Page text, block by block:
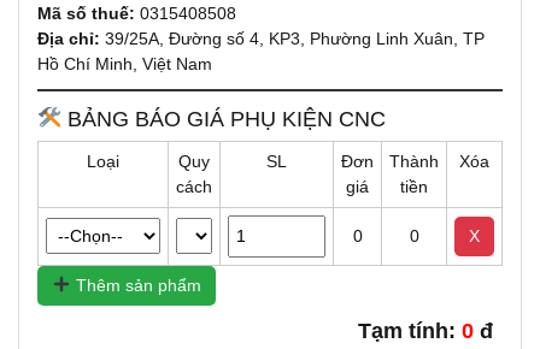
Mã số thuế: 0315408508
Địa chỉ: 39/25A, Đường số 4, KP3, Phường Linh Xuân, TP
Hồ Chí Minh, Việt Nam
BẢNG BÁO GIÁ PHỤ KIỆN CNC
Loại
Quy
cách
SL
Đơn
giá
Thành
tiền
Xóa
0 0 X
Thêm sản phẩm
Tạm tính: 0 đ